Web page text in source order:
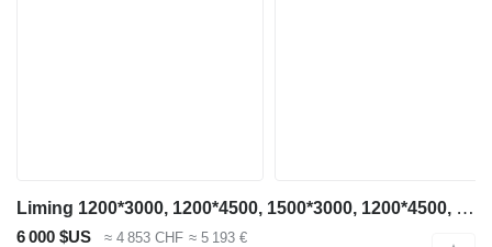
Liming 1200*3000, 1200*4500, 1500*3000, 1200*4500, 1500*3000, 1500*4500
6 000 $US ≈ 4 853 CHF ≈ 5 193 €